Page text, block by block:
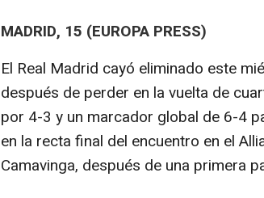
MADRID, 15 (EUROPA PRESS)
El Real Madrid cayó eliminado este
después de perder en la vuelta de
por 4-3 y un marcador global de 6-4
en la recta final del encuentro en el
Camavinga, después de una primera